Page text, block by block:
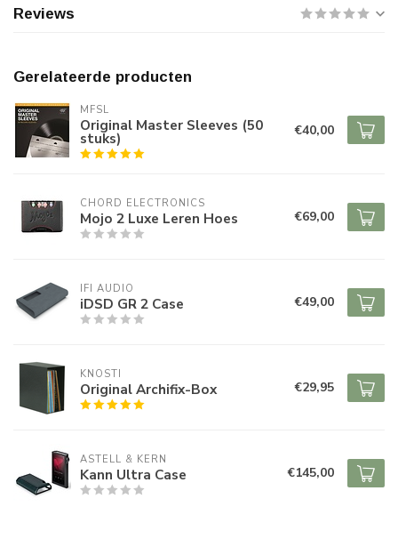
Reviews
Gerelateerde producten
MFSL
Original Master Sleeves (50
stuks) €40,00
CHORD ELECTRONICS
Mojo 2 Luxe Leren Hoes €69,00
IFI AUDIO
iDSD GR 2 Case €49,00
KNOSTI
Original Archifix-Box €29,95
ASTELL & KERN
Kann Ultra Case €145,00